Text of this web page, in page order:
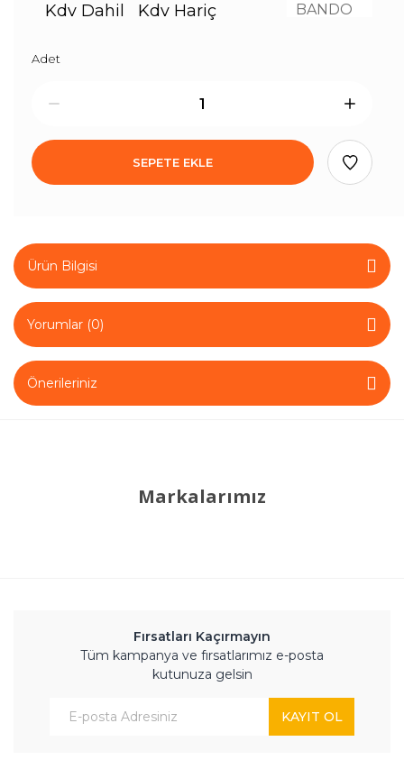
Kdv Dahil
Kdv Hariç
Adet
SEPETE EKLE
Ürün Bilgisi
Yorumlar (0)
Önerileriniz
Markalarımız
Fırsatları Kaçırmayın
Tüm kampanya ve fırsatlarımız e-posta
kutunuza gelsin
KAYIT OL